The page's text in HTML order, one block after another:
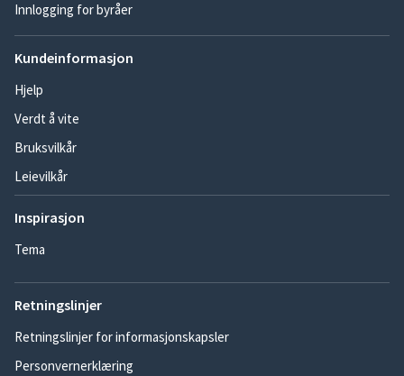
Innlogging for byråer
Kundeinformasjon
Hjelp
Verdt å vite
Bruksvilkår
Leievilkår
Inspirasjon
Tema
Retningslinjer
Retningslinjer for informasjonskapsler
Personvernerklæring